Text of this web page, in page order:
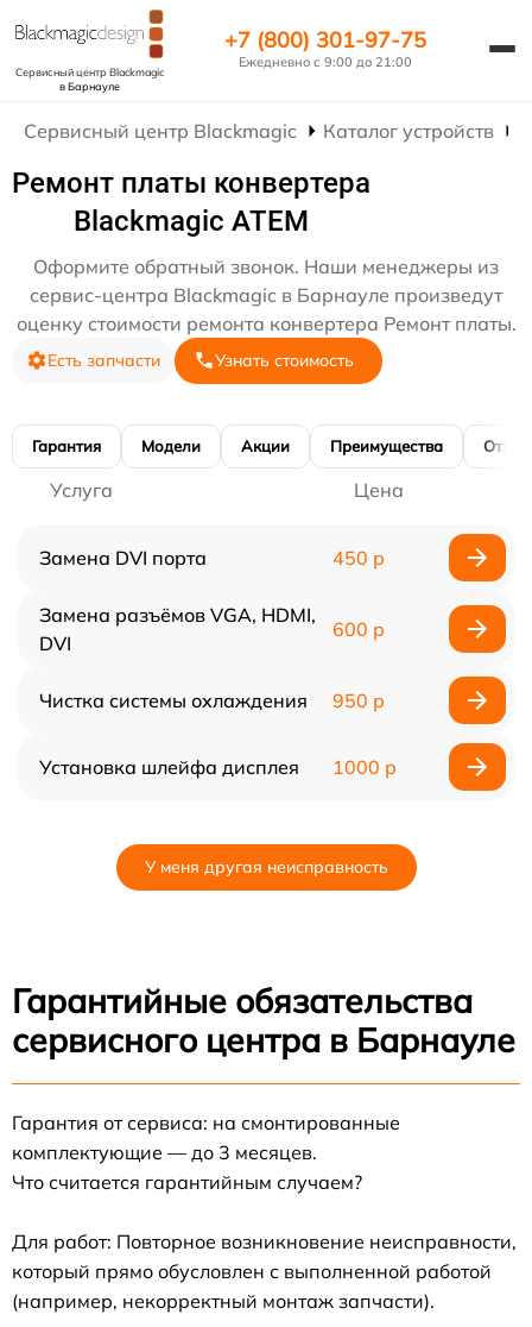
Сервисный центр Blackmagic
в Барнауле
+7 (800) 301-97-75
Ежедневно с 9:00 до 21:00
Сервисный центр Blackmagic Каталог устройств
Ремонт платы конвертера
Blackmagic ATEM
Оформите обратный звонок. Наши менеджеры из
сервис-центра Blackmagic в Барнауле произведут
оценку стоимости ремонта конвертера Ремонт платы.
Есть запчасти Узнать стоимость
Гарантия Модели Акции Преимущества
Услуга Цена
Замена DVI порта 450 р
Замена разъёмов VGA, HDMI,
DVI
600 р
Чистка системы охлаждения 950 р
Установка шлейфа дисплея 1000 р
У меня другая неисправность
Гарантийные обязательства
сервисного центра в Барнауле
Гарантия от сервиса: на смонтированные
комплектующие — до 3 месяцев.
Что считается гарантийным случаем?
Для работ: Повторное возникновение неисправности,
который прямо обусловлен с выполненной работой
(например, некорректный монтаж запчасти).